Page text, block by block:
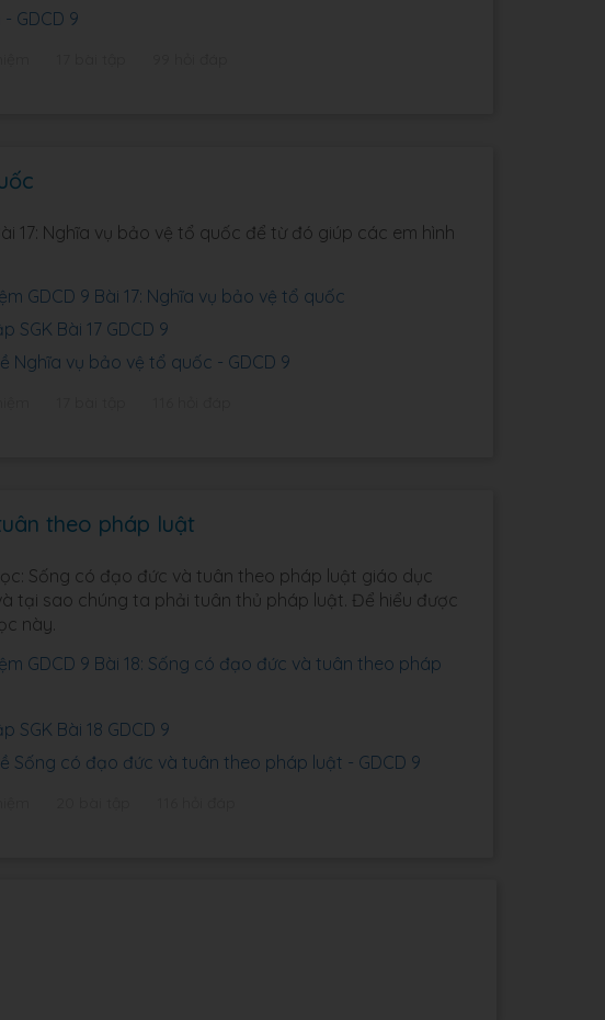
GDCD 9
17: Nghĩa vụ bảo vệ tổ quốc để từ đó giúp các em hình
GDCD 9 Bài 17: Nghĩa vụ bảo vệ tổ quốc
SGK Bài 17 GDCD 9
Nghĩa vụ bảo vệ tổ quốc - GDCD 9
theo pháp luật
Sống có đạo đức và tuân theo pháp luật giáo dục
tại sao chúng ta phải tuân thủ pháp luật. Để hiểu được
này.
GDCD 9 Bài 18: Sống có đạo đức và tuân theo pháp
SGK Bài 18 GDCD 9
Sống có đạo đức và tuân theo pháp luật - GDCD 9